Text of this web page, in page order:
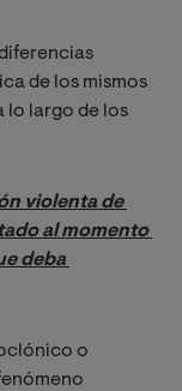
de los mismos
lo largo de los
violenta de
al momento
deba
o